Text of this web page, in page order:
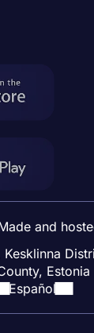
and
Estonia
Español